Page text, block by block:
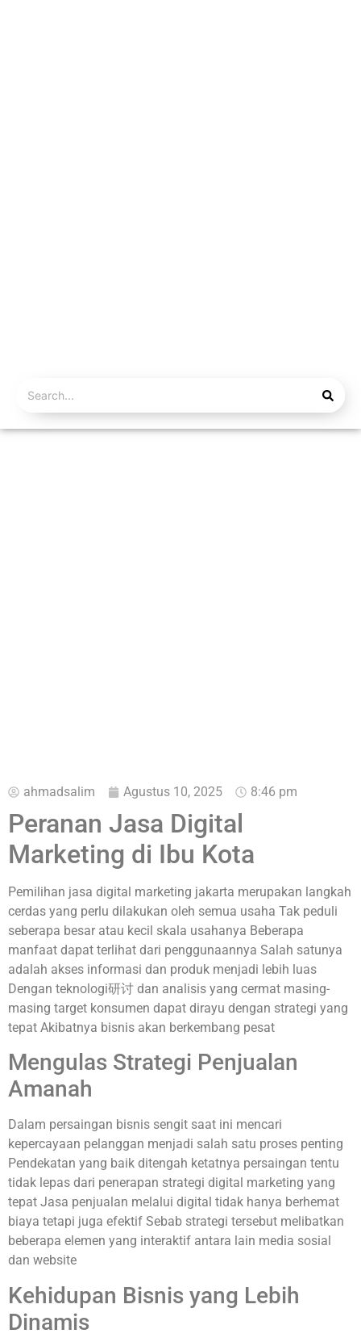
ahmadsalim Agustus 10, 2025 8:46 pm
Peranan Jasa Digital
Marketing di Ibu Kota
Pemilihan jasa digital marketing jakarta merupakan langkah
cerdas yang perlu dilakukan oleh semua usaha Tak peduli
seberapa besar atau kecil skala usahanya Beberapa
manfaat dapat terlihat dari penggunaannya Salah satunya
adalah akses informasi dan produk menjadi lebih luas
Dengan teknologi研讨 dan analisis yang cermat masing-
masing target konsumen dapat dirayu dengan strategi yang
tepat Akibatnya bisnis akan berkembang pesat
Mengulas Strategi Penjualan
Amanah
Dalam persaingan bisnis sengit saat ini mencari
kepercayaan pelanggan menjadi salah satu proses penting
Pendekatan yang baik ditengah ketatnya persaingan tentu
tidak lepas dari penerapan strategi digital marketing yang
tepat Jasa penjualan melalui digital tidak hanya berhemat
biaya tetapi juga efektif Sebab strategi tersebut melibatkan
beberapa elemen yang interaktif antara lain media sosial
dan website
Kehidupan Bisnis yang Lebih
Dinamis